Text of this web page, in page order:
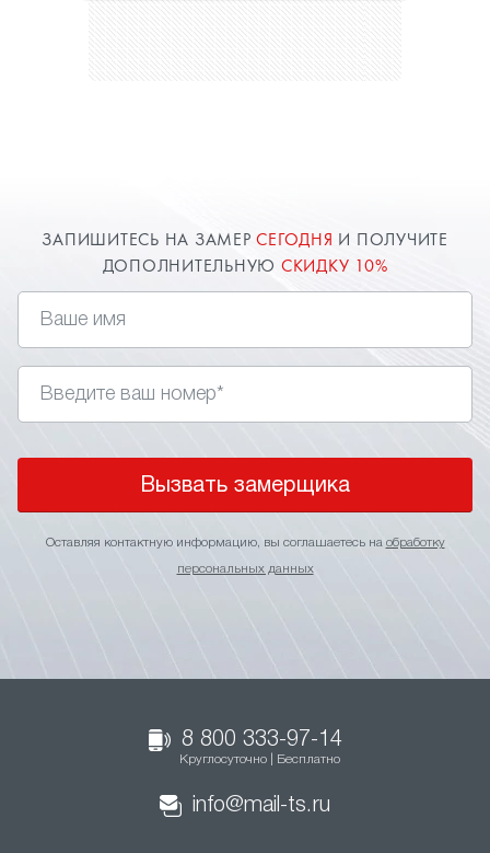
ЗАПИШИТЕСЬ НА ЗАМЕРСЕГОДНЯ И ПОЛУЧИТЕ
ДОПОЛНИТЕЛЬНУЮ СКИДКУ 10%
Вызвать замерщика
Оставляя контактную информацию, вы соглашаетесь на обработку
персональных данных
8 800 333-97-14
Круглосуточно | Бесплатно
info@mail-ts.ru